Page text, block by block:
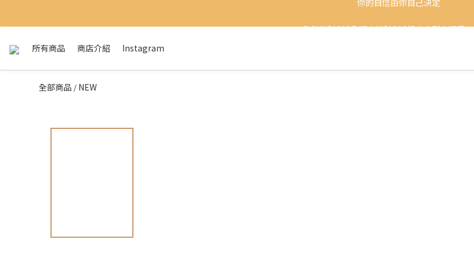
你的自信由你自己決定
所有商品 商店介紹 Instagram
全部商品 / NEW